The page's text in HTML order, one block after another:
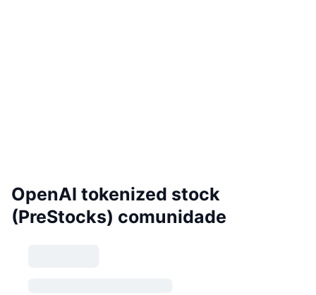
OpenAI tokenized stock
(PreStocks) comunidade